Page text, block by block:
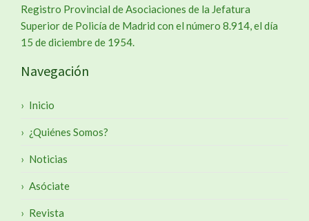
Registro Provincial de Asociaciones de la Jefatura
Superior de Policía de Madrid con el número 8.914, el día
15 de diciembre de 1954.
Navegación
Inicio
¿Quiénes Somos?
Noticias
Asóciate
Revista